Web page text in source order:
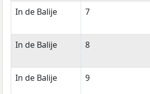
In de Balije 7
In de Balije 8
In de Balije 9